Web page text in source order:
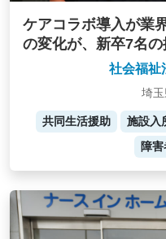
ケアコラボ導入が業
の変化が、新卒7名
社会福祉
埼
共同生活援助 施設入
障